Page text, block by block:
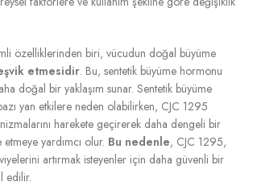
özelliklerinden biri, vücudun doğal büyüme
etmesidir. Bu, sentetik büyüme hormonu
doğal bir yaklaşım sunar. Sentetik büyüme
yan etkilere neden olabilirken, CJC 1295
harekete geçirerek daha dengeli bir
yardımcı olur. Bu nedenle, CJC 1295,
artırmak isteyenler için daha güvenli bir
edilir.